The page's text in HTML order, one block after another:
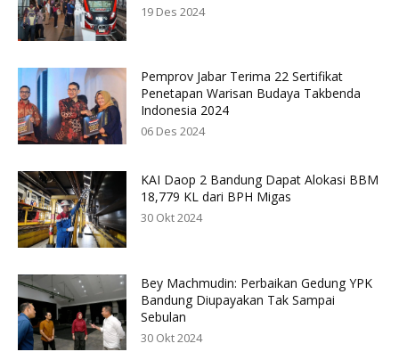
19 Des 2024
Pemprov Jabar Terima 22 Sertifikat
Penetapan Warisan Budaya Takbenda
Indonesia 2024
06 Des 2024
KAI Daop 2 Bandung Dapat Alokasi BBM
18,779 KL dari BPH Migas
30 Okt 2024
Bey Machmudin: Perbaikan Gedung YPK
Bandung Diupayakan Tak Sampai
Sebulan
30 Okt 2024